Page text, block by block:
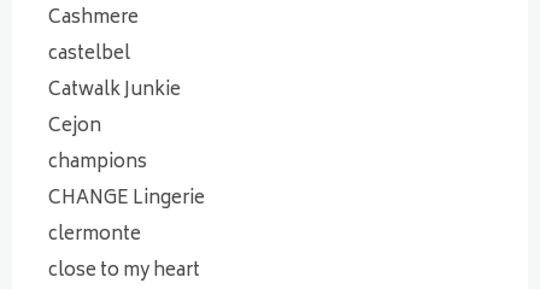
Cashmere
castelbel
Catwalk Junkie
Cejon
champions
CHANGE Lingerie
clermonte
close to my heart